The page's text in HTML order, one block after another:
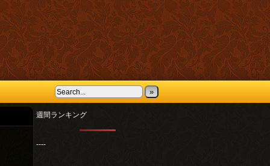
»
週間ランキング
----